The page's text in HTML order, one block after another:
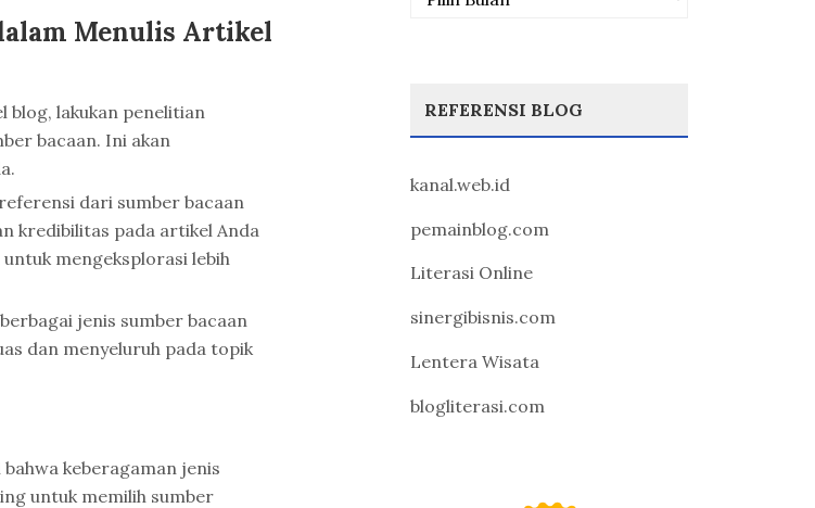
Menulis Artikel
blog, lakukan penelitian
bacaan. Ini akan
dari sumber bacaan
kredibilitas pada artikel Anda
mengeksplorasi lebih
jenis sumber bacaan
dan menyeluruh pada topik
keberagaman jenis
untuk memilih sumber
REFERENSI BLOG
kanal.web.id
pemainblog.com
Literasi Online
sinergibisnis.com
Lentera Wisata
blogliterasi.com